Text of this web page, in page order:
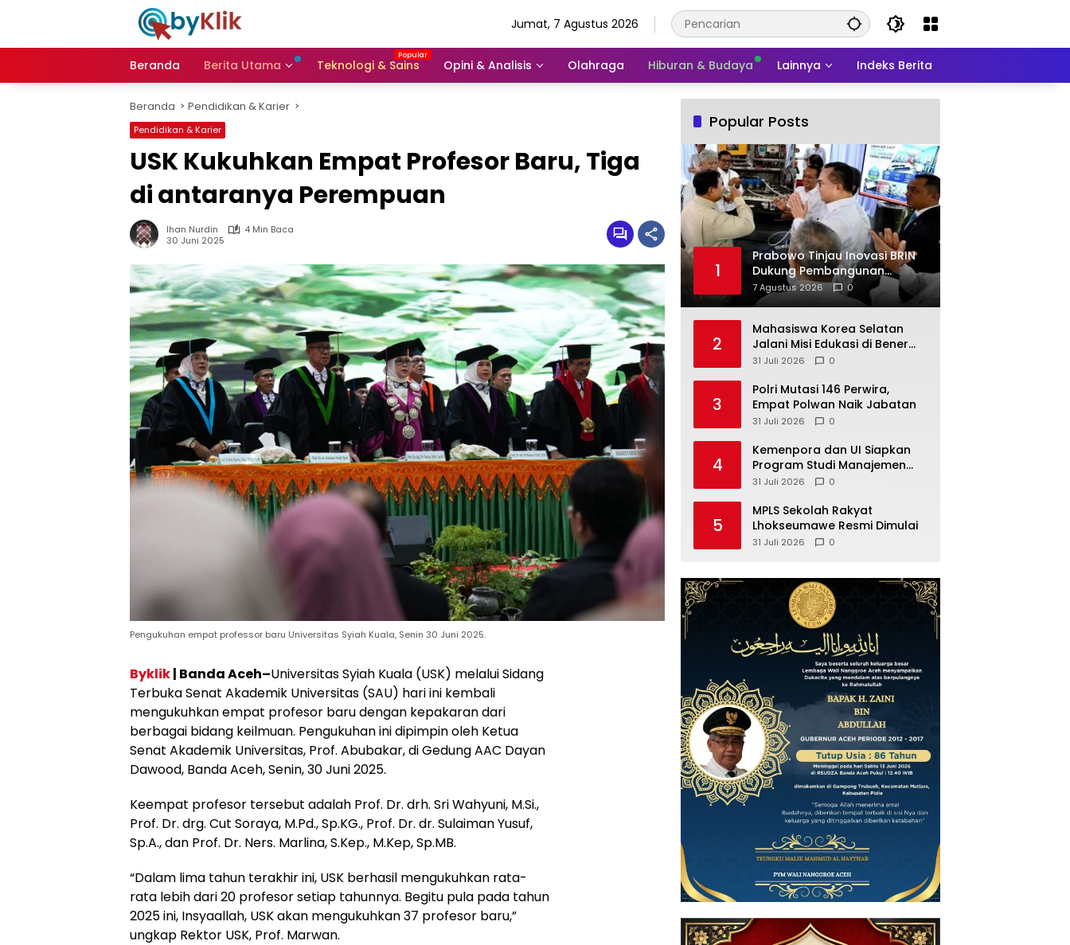
Jumat, 7 Agustus 2026
Beranda Berita Utama Teknologi & Sains Opini & Analisis Olahraga Hiburan & Budaya Lainnya Indeks Berita
Beranda Pendidikan & Karier
Pendidikan & Karier
USK Kukuhkan Empat Profesor Baru, Tiga
di antaranya Perempuan
Ihan Nurdin
4 Min Baca
30 Juni 2025
Pengukuhan empat professor baru Universitas Syiah Kuala, Senin 30 Juni 2025.
Byklik| Banda Aceh–Universitas Syiah Kuala (USK) melalui Sidang
Terbuka Senat Akademik Universitas (SAU) hari ini kembali
mengukuhkan empat profesor baru dengan kepakaran dari
berbagai bidang keilmuan. Pengukuhan ini dipimpin oleh Ketua
Senat Akademik Universitas, Prof. Abubakar, di Gedung AAC Dayan
Dawood, Banda Aceh, Senin, 30 Juni 2025.
Keempat profesor tersebut adalah Prof. Dr. drh. Sri Wahyuni, M.Si.,
Prof. Dr. drg. Cut Soraya, M.Pd., Sp.KG., Prof. Dr. dr. Sulaiman Yusuf,
Sp.A., dan Prof. Dr. Ners. Marlina, S.Kep., M.Kep, Sp.MB.
“Dalam lima tahun terakhir ini, USK berhasil mengukuhkan rata-
rata lebih dari 20 profesor setiap tahunnya. Begitu pula pada tahun
2025 ini, Insyaallah, USK akan mengukuhkan 37 profesor baru,”
ungkap Rektor USK, Prof. Marwan.
Popular Posts
1
Prabowo Tinjau Inovasi BRIN
Dukung Pembangunan
Nasional Berkelanjutan
7 Agustus 2026 0
2
Mahasiswa Korea Selatan
Jalani Misi Edukasi di Bener
Meriah
31 Juli 2026 0
3
Polri Mutasi 146 Perwira,
Empat Polwan Naik Jabatan
31 Juli 2026 0
4
Kemenpora dan UI Siapkan
Program Studi Manajemen
Olahraga
31 Juli 2026 0
5
MPLS Sekolah Rakyat
Lhokseumawe Resmi Dimulai
31 Juli 2026 0